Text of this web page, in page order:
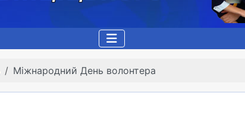
Міжнародний День волонтера